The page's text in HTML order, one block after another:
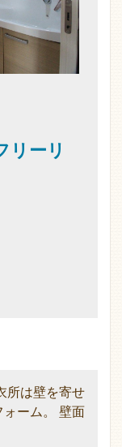
リーリ
所は壁を寄せ
ーム。 壁面